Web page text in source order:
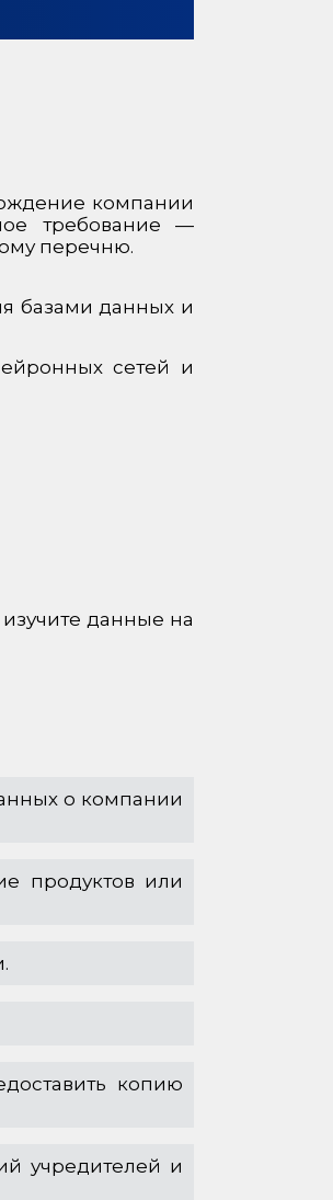
компании
требование —
перечню.
базами данных и
сетей и
данные на
о компании
продуктов или
копию
учредителей и